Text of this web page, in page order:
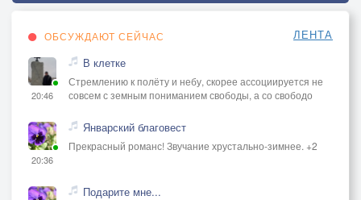
ОБСУЖДАЮТ СЕЙЧАС ЛЕНТА
20:46
В клетке
Стремлению к полёту и небу, скорее ассоциируется не
совсем с земным пониманием свободы, а со свободо
20:36
Январский благовест
Прекрасный романс! Звучание хрустально-зимнее. +2
Подарите мне...